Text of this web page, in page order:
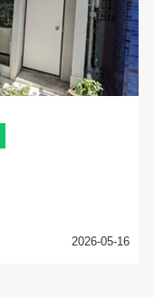
2026-05-16